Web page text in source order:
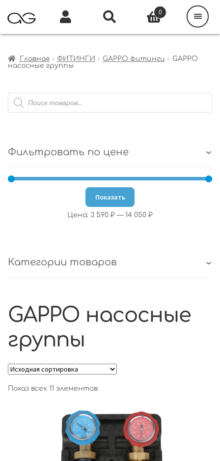
Главная ФИТИНГИ GAPPO фитинги
GAPPO
насосные группы
Поиск
товаров
Фильтровать по цене
Показать
Цена: 3 590 ₽ — 14 050 ₽
Категории товаров
GAPPO насосные
группы
Показ всех 11 элементов
0